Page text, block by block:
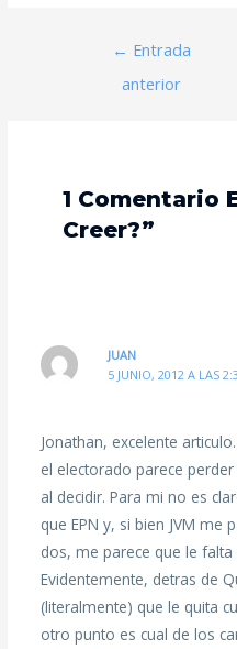
← Entrada
anterior
1 Comentario
Creer?”
JUAN
5 JUNIO, 2012 A LAS
Jonathan, excelente
el electorado parece
al decidir. Para mi no es
que EPN y, si bien JVM me
dos, me parece que le
Evidentemente, detras de
(literalmente) que le quita
otro punto es cual de los